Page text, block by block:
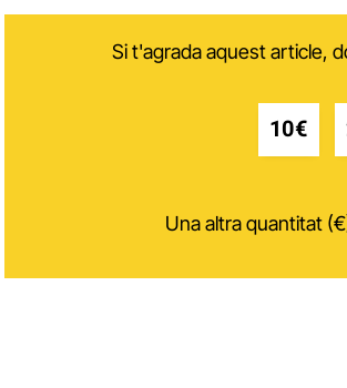
Si t'agrada aquest article,
10€
Una altra quantitat